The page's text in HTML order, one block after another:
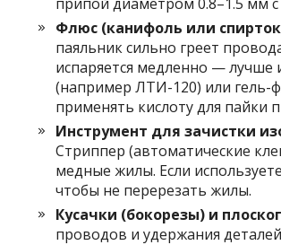
Флюс (канифоль или
паяльник сильно греет
испаряется медленно —
(например ЛТИ-120) или гель-
применять кислоту для
Инструмент для зачистки
Стриппер (автоматические
медные жилы. Если
чтобы не перерезать жилы.
Кусачки (бокорезы) и
проводов и удержания